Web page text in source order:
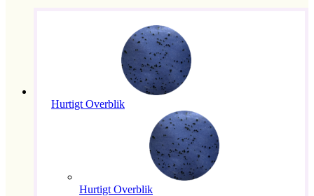
Hurtigt Overblik
Hurtigt Overblik